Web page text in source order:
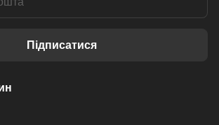
Підписатися